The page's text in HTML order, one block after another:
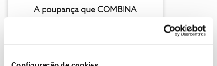
A poupança que COMBINA